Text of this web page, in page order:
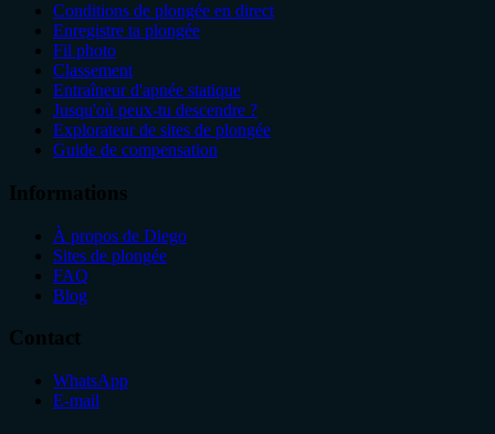
Conditions de plongée en direct
Enregistre ta plongée
Fil photo
Classement
Entraîneur d'apnée statique
Jusqu'où peux-tu descendre ?
Explorateur de sites de plongée
Guide de compensation
Informations
À propos de Diego
Sites de plongée
FAQ
Blog
Contact
WhatsApp
E-mail